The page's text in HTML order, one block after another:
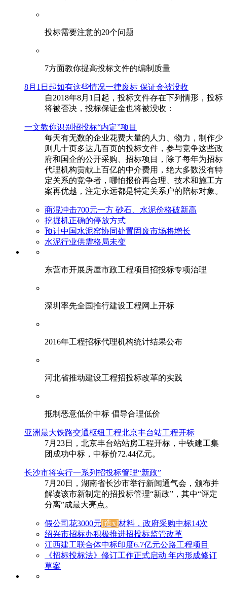
投标需要注意的20个问题
​7方面教你提高投标文件的编制质量
8月1日起如有这些情况一律废标 保证金被没收
自2018年8月1日起，投标文件存在下列情形，投标
将被否决，投标保证金也将被没收：
一文教你识别招投标“内定”项目
每天有无数的企业花费大量的人力、物力，制作少
则几十页多达几百页的投标文件，参与竞争这些政
府和国企的公开采购、招标项目，除了每年为招标
代理机构贡献上百亿的中介费用，绝大多数没有特
定关系的竞争者，哪怕报价再合理、技术和施工方
案再优越，注定永远都是特定关系户的陪标对象。
商混冲击700元一方 砂石、水泥价格破新高
挖掘机正确的停放方式
预计中国水泥窑协同处置固废市场将增长
水泥行业供需格局未变
东营市开展房屋市政工程项目招投标专项治理
深圳率先全国推行建设工程网上开标
2016年工程招标代理机构统计结果公布
河北省推动建设工程招投标改革的实践
抵制恶意低价中标 倡导合理低价
亚洲最大铁路交通枢纽工程北京丰台站工程开标
7月23日，北京丰台站站房工程开标，中铁建工集
团成功中标，中标价72.44亿元。
长沙市将实行一系列招投标管理“新政”
7月20日，湖南省长沙市举行新闻通气会，颁布并
解读该市新制定的招投标管理“新政”，其中“评定
分离”成最大亮点。
假公司花3000元[造x]材料，政府采购中标14次
绍兴市招标办积极推进招投标监管改革
江西建工联合体中标印度6.7亿元公路工程项目
《招标投标法》修订工作正式启动 年内形成修订
草案